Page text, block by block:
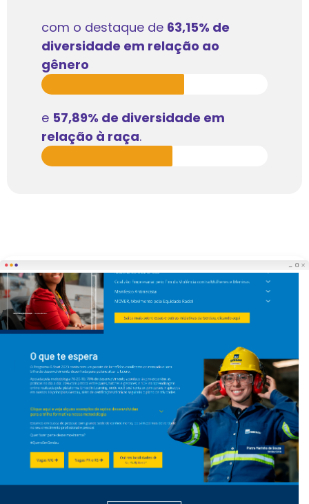
com o destaque de 63,15% de
diversidade em relação ao
gênero
e 57,89% de diversidade em
relação à raça.